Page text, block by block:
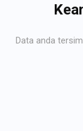
Data anda